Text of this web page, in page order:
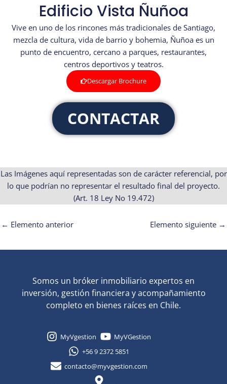
Edificio Vista Ñuñoa
Vive en uno de los rincones más tradicionales de Santiago,
mezcla de cultura, vida de barrio y bohemia, Ñuñoa es un
punto de encuentro, cercano a parques, restaurantes,
centros deportivos y teatros.
Descargar Brochure
CONTACTAR
Las Imágenes aquí representadas son de carácter referencial, por
lo que podrían no representar el resultado final del proyecto.
(Art. 18 Ley No 19.472)
← Elemento anterior Elemento siguiente →
Somos un bróker inmobiliario expertos en
inversión, gestión financiera y acompañamiento
completo en bienes raíces en Chile.
MyVgestion
MyVGestion
+56 9 2372 5851
contacto@myvgestion.com